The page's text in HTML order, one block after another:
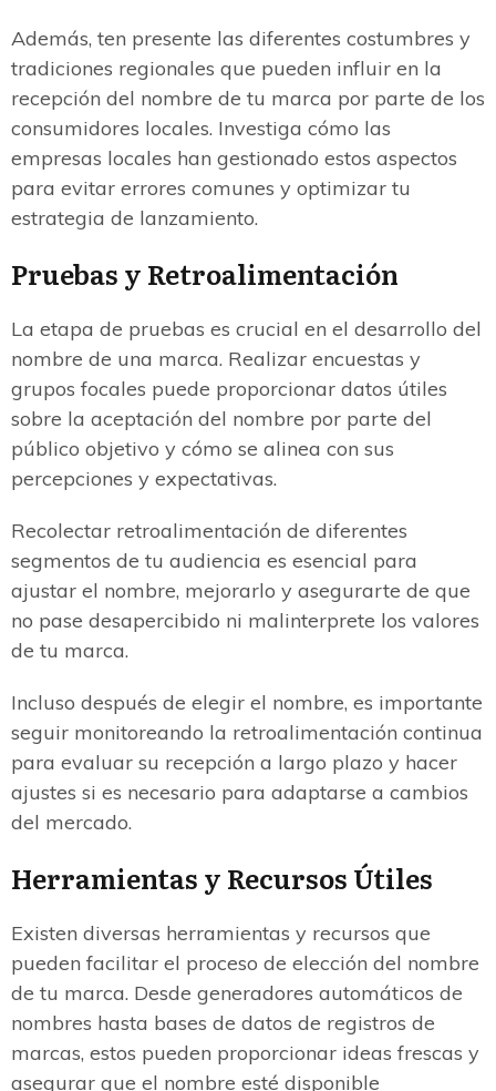
Además, ten presente las diferentes costumbres y
tradiciones regionales que pueden influir en la
recepción del nombre de tu marca por parte de los
consumidores locales. Investiga cómo las
empresas locales han gestionado estos aspectos
para evitar errores comunes y optimizar tu
estrategia de lanzamiento.
Pruebas y Retroalimentación
La etapa de pruebas es crucial en el desarrollo del
nombre de una marca. Realizar encuestas y
grupos focales puede proporcionar datos útiles
sobre la aceptación del nombre por parte del
público objetivo y cómo se alinea con sus
percepciones y expectativas.
Recolectar retroalimentación de diferentes
segmentos de tu audiencia es esencial para
ajustar el nombre, mejorarlo y asegurarte de que
no pase desapercibido ni malinterprete los valores
de tu marca.
Incluso después de elegir el nombre, es importante
seguir monitoreando la retroalimentación continua
para evaluar su recepción a largo plazo y hacer
ajustes si es necesario para adaptarse a cambios
del mercado.
Herramientas y Recursos Útiles
Existen diversas herramientas y recursos que
pueden facilitar el proceso de elección del nombre
de tu marca. Desde generadores automáticos de
nombres hasta bases de datos de registros de
marcas, estos pueden proporcionar ideas frescas y
asegurar que el nombre esté disponible